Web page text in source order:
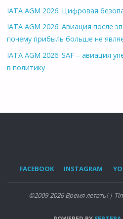
IATA AGM 2026: Цифровая
IATA AGM 2026: Авиация после
почему прибыль больше не
IATA AGM 2026: SAF – авиация
в политику
FACEBOOK INSTAGRAM
©2009-2026 Время летать! |